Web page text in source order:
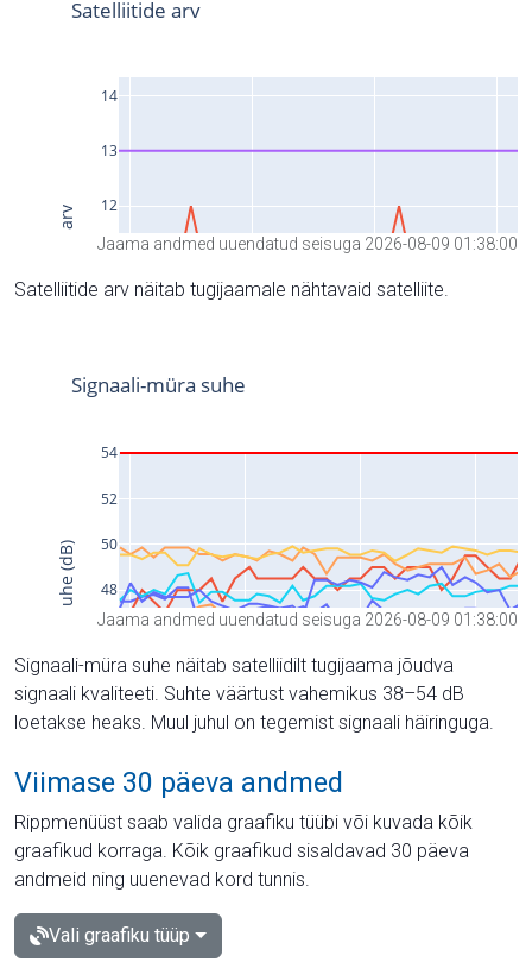
Jaama andmed uuendatud seisuga 2026-08-09 01:38:00
Satelliitide arv näitab tugijaamale nähtavaid satelliite.
Jaama andmed uuendatud seisuga 2026-08-09 01:38:00
Signaali-müra suhe näitab satelliidilt tugijaama jõudva
signaali kvaliteeti. Suhte väärtust vahemikus 38–54 dB
loetakse heaks. Muul juhul on tegemist signaali häiringuga.
Viimase 30 päeva andmed
Rippmenüüst saab valida graafiku tüübi või kuvada kõik
graafikud korraga. Kõik graafikud sisaldavad 30 päeva
andmeid ning uuenevad kord tunnis.
Vali graafiku tüüp